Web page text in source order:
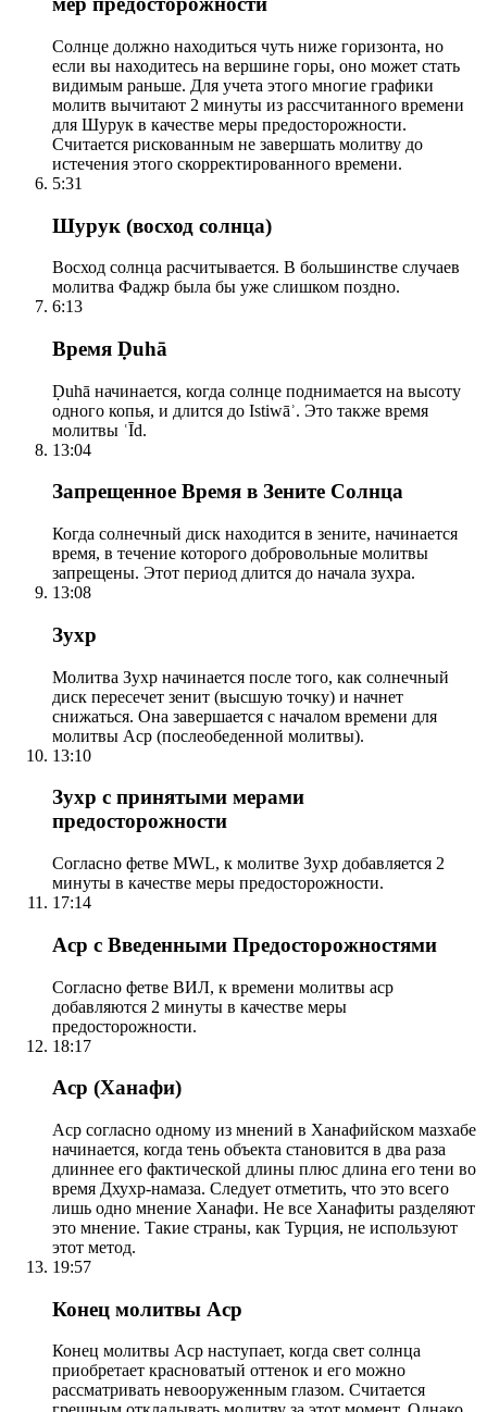
Солнце должно находиться чуть ниже горизонта, но
если вы находитесь на вершине горы, оно может стать
видимым раньше. Для учета этого многие графики
молитв вычитают 2 минуты из рассчитанного времени
для Шурук в качестве меры предосторожности.
Считается рискованным не завершать молитву до
истечения этого скорректированного времени.
5:31
Шурук (восход солнца)
Восход солнца расчитывается. В большинстве случаев
молитва Фаджр была бы уже слишком поздно.
6:13
Время Ḍuhā
Ḍuhā начинается, когда солнце поднимается на высоту
одного копья, и длится до Istiwāʾ. Это также время
молитвы ʿĪd.
13:04
Запрещенное Время в Зените Солнца
Когда солнечный диск находится в зените, начинается
время, в течение которого добровольные молитвы
запрещены. Этот период длится до начала зухра.
13:08
Зухр
Молитва Зухр начинается после того, как солнечный
диск пересечет зенит (высшую точку) и начнет
снижаться. Она завершается с началом времени для
молитвы Аср (послеобеденной молитвы).
13:10
Зухр с принятыми мерами
предосторожности
Согласно фетве MWL, к молитве Зухр добавляется 2
минуты в качестве меры предосторожности.
17:14
Аср с Введенными Предосторожностями
Согласно фетве ВИЛ, к времени молитвы аср
добавляются 2 минуты в качестве меры
предосторожности.
18:17
Аср (Ханафи)
Аср согласно одному из мнений в Ханафийском мазхабе
начинается, когда тень объекта становится в два раза
длиннее его фактической длины плюс длина его тени во
время Дхухр-намаза. Следует отметить, что это всего
лишь одно мнение Ханафи. Не все Ханафиты разделяют
это мнение. Такие страны, как Турция, не используют
этот метод.
19:57
Конец молитвы Аср
Конец молитвы Аср наступает, когда свет солнца
приобретает красноватый оттенок и его можно
рассматривать невооруженным глазом. Считается